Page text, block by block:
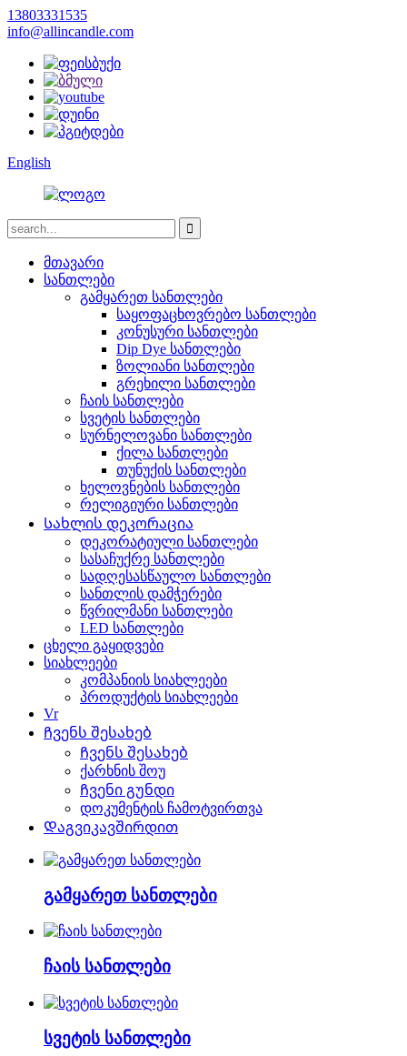
13803331535
info@allincandle.com
English
მთავარი
სანთლები
გამყარეთ სანთლები
საყოფაცხოვრებო სანთლები
კონუსური სანთლები
Dip Dye სანთლები
ზოლიანი სანთლები
გრეხილი სანთლები
ჩაის სანთლები
სვეტის სანთლები
სურნელოვანი სანთლები
ქილა სანთლები
თუნუქის სანთლები
ხელოვნების სანთლები
რელიგიური სანთლები
Სახლის დეკორაცია
დეკორატიული სანთლები
სასაჩუქრე სანთლები
სადღესასწაულო სანთლები
სანთლის დამჭერები
წვრილმანი სანთლები
LED სანთლები
ცხელი გაყიდვები
სიახლეები
კომპანიის სიახლეები
პროდუქტის სიახლეები
Vr
Ჩვენს შესახებ
Ჩვენს შესახებ
ქარხნის შოუ
Ჩვენი გუნდი
დოკუმენტის ჩამოტვირთვა
Დაგვიკავშირდით
გამყარეთ სანთლები
ჩაის სანთლები
სვეტის სანთლები